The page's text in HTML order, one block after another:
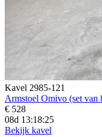
Kavel 2985-121
Armstoel Omivo (set van
€ 528
08d 13:18:23
Bekijk kavel